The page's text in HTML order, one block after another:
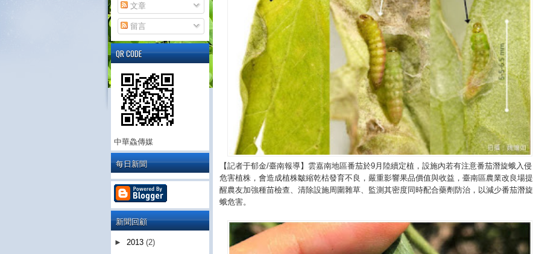
【記者于郁金/臺南報導】雲嘉南地區番茄於9月陸續定植，設施內若有注意番茄潛旋蛾入侵
危害植株，會造成植株皺縮乾枯發育不良，嚴重影響果品價值與收益，臺南區農業改良場提
醒農友加強種苗檢查、清除設施周圍雜草、監測其密度同時配合藥劑防治，以減少番茄潛旋
蛾危害。
文章
留言
QR CODE
中華鱻傳媒
每日新聞
新聞回顧
► 2013 (2)